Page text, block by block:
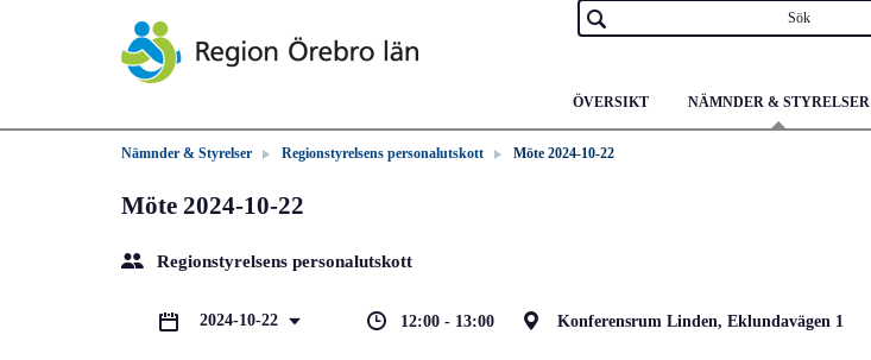
ÖVERSIKT NÄMNDER & STYRELSER
Nämnder & Styrelser Regionstyrelsens personalutskott Möte 2024-10-22
Möte 2024-10-22
Regionstyrelsens personalutskott
2024-10-22 12:00 - 13:00 Konferensrum Linden, Eklundavägen 1